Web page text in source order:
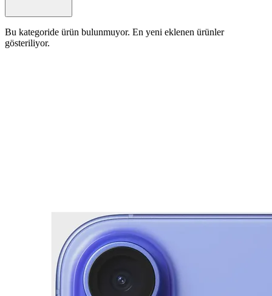
Bu kategoride ürün bulunmuyor. En yeni eklenen ürünler
gösteriliyor.